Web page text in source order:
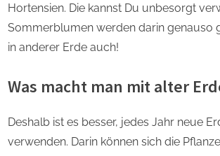
Hortensien. Die kannst Du unbesorgt
Sommerblumen werden darin genauso
in anderer Erde auch!
Was macht man mit alter
Deshalb ist es besser, jedes Jahr neue
verwenden. Darin können sich die